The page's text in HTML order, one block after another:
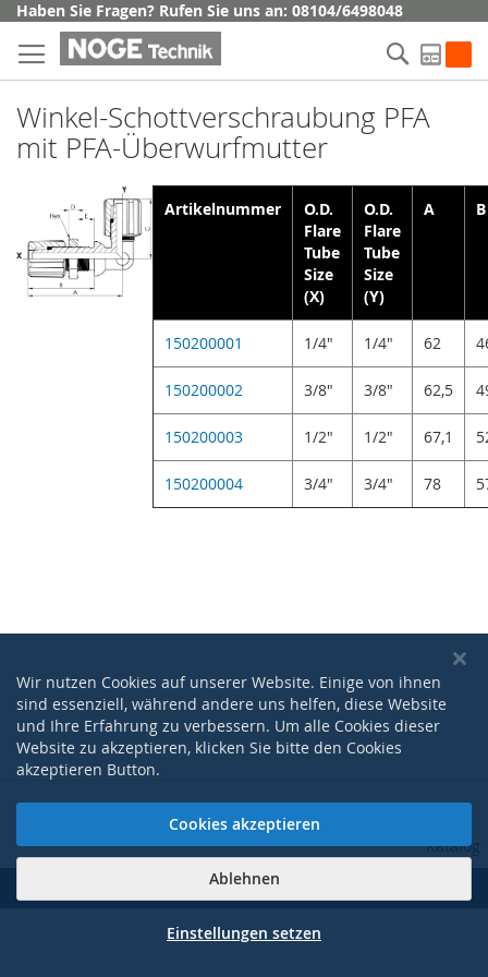
Direkt
Inhalt
Haben Sie Fragen? Rufen Sie uns an: 08104/6498048
Suche
Winkel-Schottverschraubung PFA
mit PFA-Überwurfmutter
Artikelnummer
O.D.
Flare
Tube
Size
(X)
O.D.
Flare
Tube
Size
(Y)
A B
150200001 1/4" 1/4" 62
150200002 3/8" 3/8" 62,5
150200003 1/2" 1/2" 67,1
150200004 3/4" 3/4" 78
Datenschutzerklärung
|
Impressum
Katalog
Copyright © 2017-2021 NOGE Technik GmbH
Wir nutzen Cookies auf unserer Website. Einige von ihnen
sind essenziell, während andere uns helfen, diese Website
und Ihre Erfahrung zu verbessern. Um alle Cookies dieser
Website zu akzeptieren, klicken Sie bitte den Cookies
akzeptieren Button.
Cookies akzeptieren
Ablehnen
Einstellungen setzen